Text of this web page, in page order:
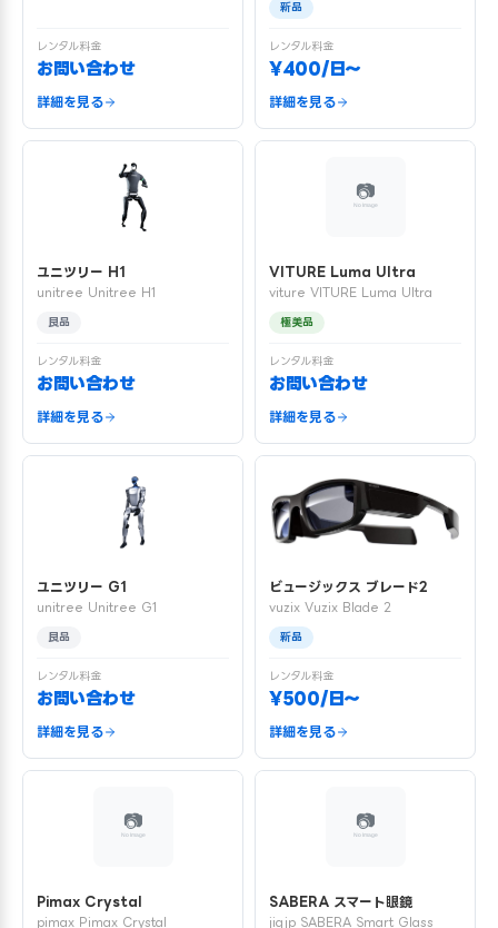
レンタル料金
お問い合わせ
詳細を見る
新品
レンタル料金
¥400/日〜
詳細を見る
ユニツリー H1
unitree Unitree H1
良品
レンタル料金
お問い合わせ
詳細を見る
VITURE Luma Ultra
viture VITURE Luma Ultra
極美品
レンタル料金
お問い合わせ
詳細を見る
ユニツリー G1
unitree Unitree G1
良品
レンタル料金
お問い合わせ
詳細を見る
ビュージックス ブレード2
vuzix Vuzix Blade 2
新品
レンタル料金
¥500/日〜
詳細を見る
Pimax Crystal
pimax Pimax Crystal
SABERA スマート眼鏡
jigjp SABERA Smart Glass